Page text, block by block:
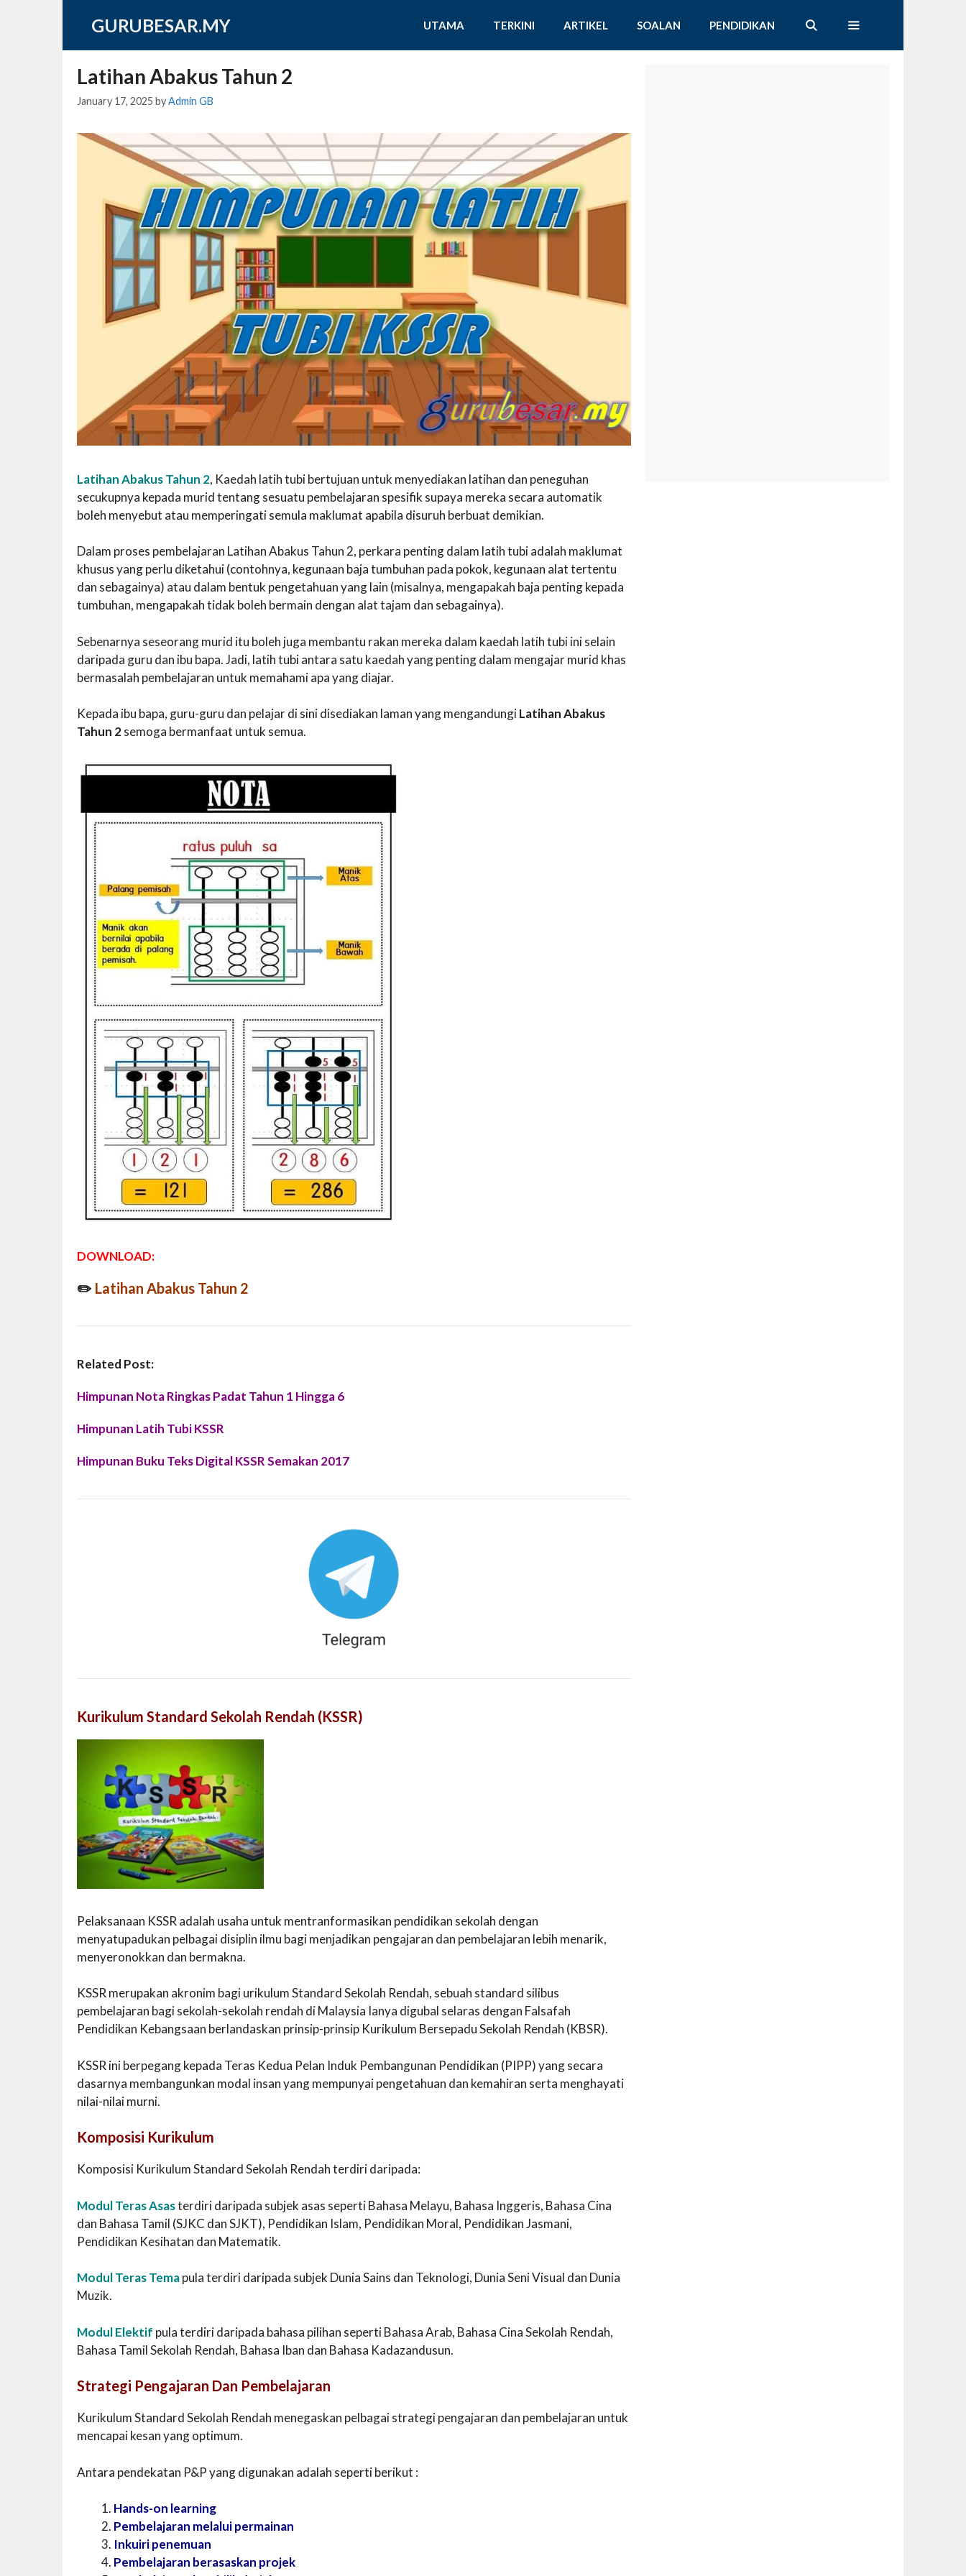
GURUBESAR.MY UTAMA TERKINI ARTIKEL SOALAN PENDIDIKAN
Latihan Abakus Tahun 2
January 17, 2025 byAdmin GB
Latihan Abakus Tahun 2, Kaedah latih tubi bertujuan untuk menyediakan latihan dan peneguhan
secukupnya kepada murid tentang sesuatu pembelajaran spesifik supaya mereka secara automatik
boleh menyebut atau memperingati semula maklumat apabila disuruh berbuat demikian.
Dalam proses pembelajaran Latihan Abakus Tahun 2, perkara penting dalam latih tubi adalah maklumat
khusus yang perlu diketahui (contohnya, kegunaan baja tumbuhan pada pokok, kegunaan alat tertentu
dan sebagainya) atau dalam bentuk pengetahuan yang lain (misalnya, mengapakah baja penting kepada
tumbuhan, mengapakah tidak boleh bermain dengan alat tajam dan sebagainya).
Sebenarnya seseorang murid itu boleh juga membantu rakan mereka dalam kaedah latih tubi ini selain
daripada guru dan ibu bapa. Jadi, latih tubi antara satu kaedah yang penting dalam mengajar murid khas
bermasalah pembelajaran untuk memahami apa yang diajar.
Kepada ibu bapa, guru-guru dan pelajar di sini disediakan laman yang mengandungiLatihan Abakus
Tahun 2semoga bermanfaat untuk semua.
DOWNLOAD:
✏️ Latihan Abakus Tahun 2
Related Post:
Himpunan Nota Ringkas Padat Tahun 1 Hingga 6
Himpunan Latih Tubi KSSR
Himpunan Buku Teks Digital KSSR Semakan 2017
Kurikulum Standard Sekolah Rendah (KSSR)
Pelaksanaan KSSR adalah usaha untuk mentranformasikan pendidikan sekolah dengan
menyatupadukan pelbagai disiplin ilmu bagi menjadikan pengajaran dan pembelajaran lebih menarik,
menyeronokkan dan bermakna.
KSSR merupakan akronim bagi urikulum Standard Sekolah Rendah, sebuah standard silibus
pembelajaran bagi sekolah-sekolah rendah di Malaysia Ianya digubal selaras dengan Falsafah
Pendidikan Kebangsaan berlandaskan prinsip-prinsip Kurikulum Bersepadu Sekolah Rendah (KBSR).
KSSR ini berpegang kepada Teras Kedua Pelan Induk Pembangunan Pendidikan (PIPP) yang secara
dasarnya membangunkan modal insan yang mempunyai pengetahuan dan kemahiran serta menghayati
nilai-nilai murni.
Komposisi Kurikulum
Komposisi Kurikulum Standard Sekolah Rendah terdiri daripada:
Modul Teras Asasterdiri daripada subjek asas seperti Bahasa Melayu, Bahasa Inggeris, Bahasa Cina
dan Bahasa Tamil (SJKC dan SJKT), Pendidikan Islam, Pendidikan Moral, Pendidikan Jasmani,
Pendidikan Kesihatan dan Matematik.
Modul Teras Temapula terdiri daripada subjek Dunia Sains dan Teknologi, Dunia Seni Visual dan Dunia
Muzik.
Modul Elektif pula terdiri daripada bahasa pilihan seperti Bahasa Arab, Bahasa Cina Sekolah Rendah,
Bahasa Tamil Sekolah Rendah, Bahasa Iban dan Bahasa Kadazandusun.
Strategi Pengajaran Dan Pembelajaran
Kurikulum Standard Sekolah Rendah menegaskan pelbagai strategi pengajaran dan pembelajaran untuk
mencapai kesan yang optimum.
Antara pendekatan P&P yang digunakan adalah seperti berikut :
Hands-on learning
Pembelajaran melalui permainan
Inkuiri penemuan
Pembelajaran berasaskan projek